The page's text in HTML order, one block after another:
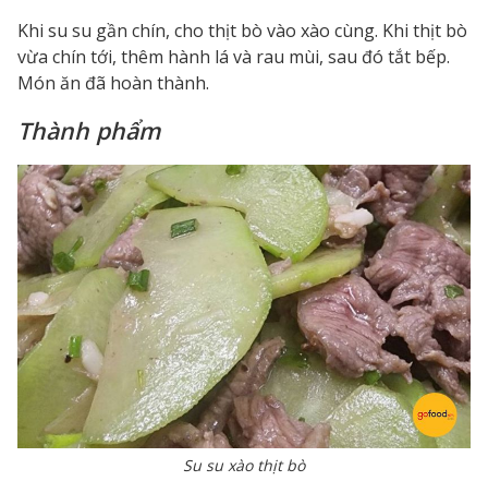
Khi su su gần chín, cho thịt bò vào xào cùng. Khi thịt bò
vừa chín tới, thêm hành lá và rau mùi, sau đó tắt bếp.
Món ăn đã hoàn thành.
Thành phẩm
Su su xào thịt bò